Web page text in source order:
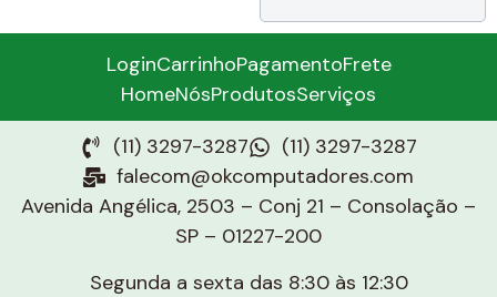
Onsite
LoginCarrinhoPagamentoFrete
HomeNósProdutosServiços
(11) 3297-3287
(11) 3297-3287
falecom@okcomputadores.com
Avenida Angélica, 2503 – Conj 21 – Consolação –
SP – 01227-200
Segunda a sexta das 8:30 às 12:30